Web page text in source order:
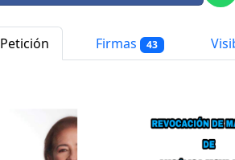
Petición Firmas 43